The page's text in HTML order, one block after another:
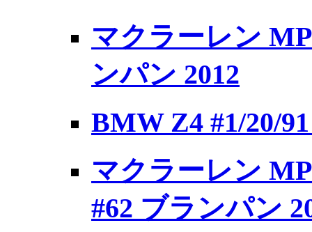
マクラーレン
ンパン 2012
BMW Z4 #1/20/
マクラーレン
#62 ブランパン